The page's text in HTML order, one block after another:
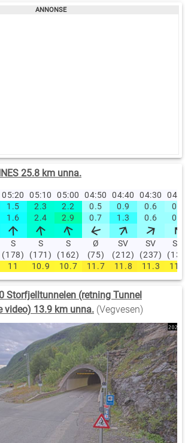
25.8 km unna.
05:20 05:10 05:00 04:50 04:40 04:30
1.5 2.3 2.2 0.5 0.9 0.6
0.5
1.6 2.4 2.9 0.7 1.3 0.6 0.6
S
(178)
S
(171)
S
(162)
Ø
(75)
SV
(212)
SV
(237)
SØ
11 10.9 10.7 11.7 11.8 11.3
Storfjelltunnelen (retning Tunnel
video) 13.9 km unna. (Vegvesen)